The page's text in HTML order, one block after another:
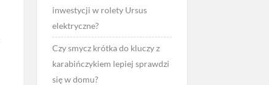
inwestycji w rolety Ursus
elektryczne?
Czy smycz krótka do kluczy z
karabińczykiem lepiej sprawdzi
się w domu?